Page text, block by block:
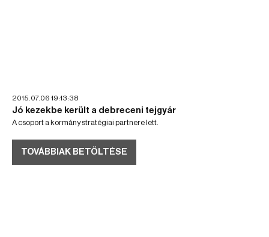
2015.07.06 19:13:38
Jó kezekbe került a debreceni tejgyár
A csoport a kormány stratégiai partnere lett.
TOVÁBBIAK BETÖLTÉSE